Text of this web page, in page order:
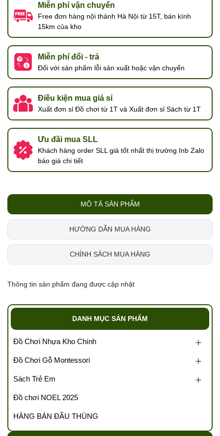
Miễn phí vận chuyển
Free đơn hàng nội thành Hà Nội từ 15T, bán kính
15km của kho
Miễn phí đổi - trả
Đối với sản phẩm lỗi sản xuất hoặc vận chuyển
Điều kiện mua giá sỉ
Xuất đơn sỉ Đồ chơi từ 1T và Xuất đơn sỉ Sách từ 1T
Ưu đãi mua SLL
Khách hàng order SLL giá tốt nhất thị trường Inb Zalo
báo giá chi tiết
MÔ TẢ SẢN PHẨM
HƯỚNG DẪN MUA HÀNG
CHÍNH SÁCH MUA HÀNG
Thông tin sản phẩm đang được cập nhật
DANH MỤC SẢN PHẨM
Đồ Chơi Nhựa Kho Chính
Đồ Chơi Gỗ Montessori
Sách Trẻ Em
Đồ chơi NOEL 2025
HÀNG BÁN ĐẦU THÙNG